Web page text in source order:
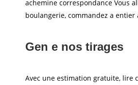
achemine correspondance Vous
boulangerie, commandez a
Gen e nos tirages
Avec une estimation gratuite, lire